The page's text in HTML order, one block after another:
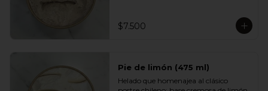
con un sabor profundo que encantará
a quienes disfrutan del buen café.
$7.500
Pie de limón (475 ml)
Helado que homenajea al clásico